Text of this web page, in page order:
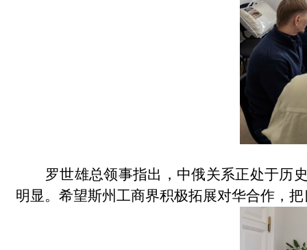
罗世雄总领事指出，中俄关系正处于历
明显。希望斯州工商界积极拓展对华合作，